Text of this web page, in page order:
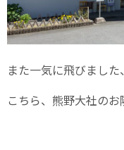
また一気に飛びました
こちら、熊野大社のお